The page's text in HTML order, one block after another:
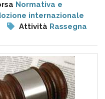
Normativa e
internazionale
Attività Rassegna